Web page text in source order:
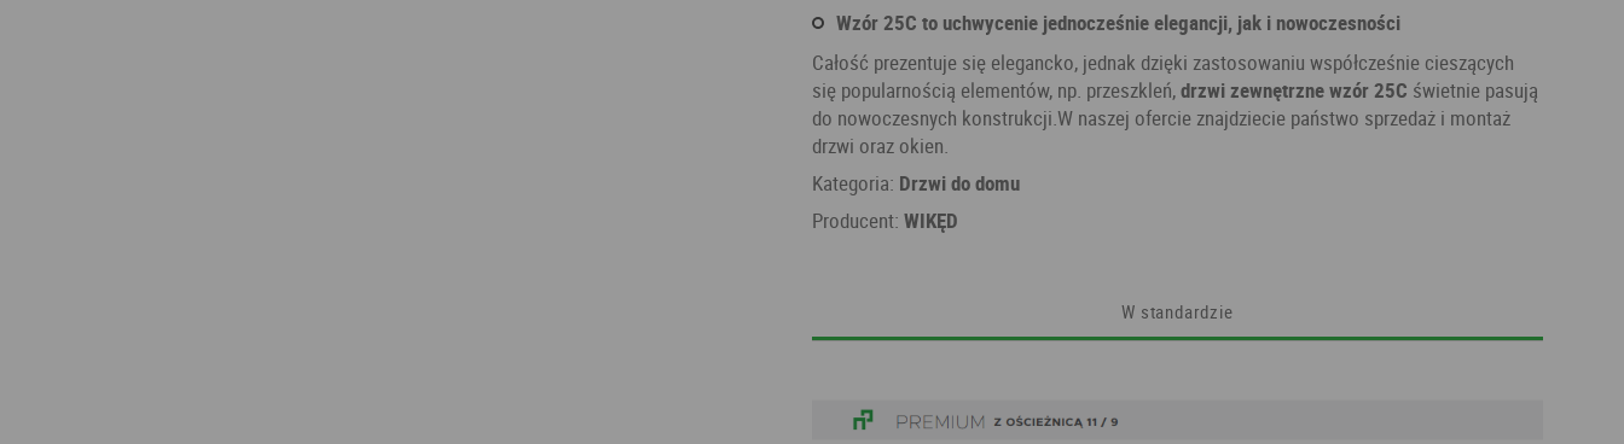
Wzór 25C to uchwycenie jednocześnie elegancji, jak i nowoczesności
Całość prezentuje się elegancko, jednak dzięki zastosowaniu współcześnie cieszących
się popularnością elementów, np. przeszkleń,drzwi zewnętrzne wzór 25C świetnie pasują
do nowoczesnych konstrukcji.W naszej ofercie znajdziecie państwo sprzedaż i montaż
drzwi oraz okien.
Kategoria: Drzwi do domu
Producent: WIKĘD
W standardzie